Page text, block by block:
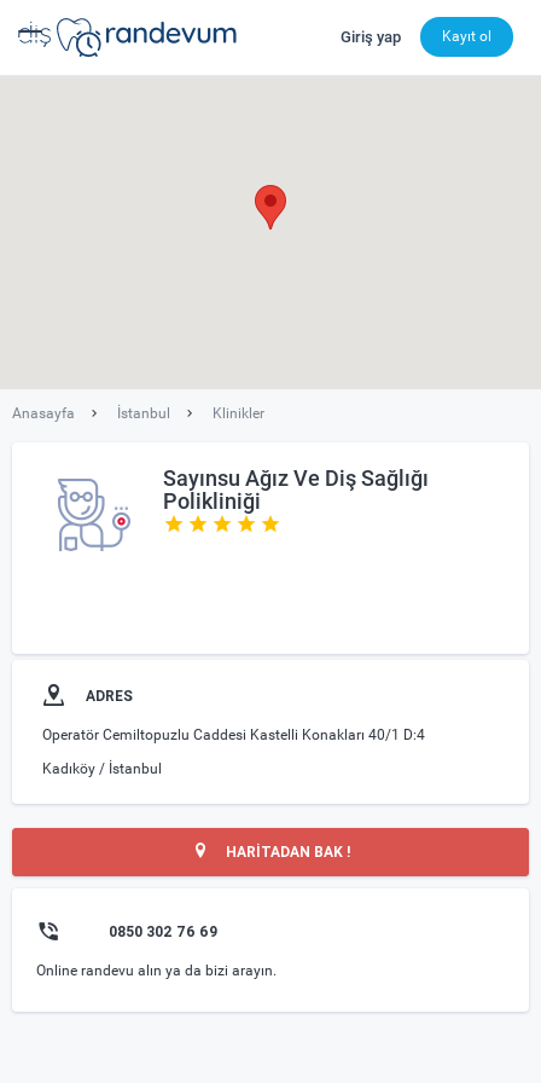
dishekimleri.net - Diş Hekimi Bul, Yorumları İncele ve
Giriş yap Kayıt ol
Anasayfa İstanbul Klinikler
Sayınsu Ağız Ve Diş Sağlığı
Polikliniği
ADRES
Operatör Cemiltopuzlu Caddesi Kastelli Konakları 40/1 D:4
Kadıköy / İstanbul
HARİTADAN BAK !
0850 302 76 69
Online randevu alın ya da bizi arayın.